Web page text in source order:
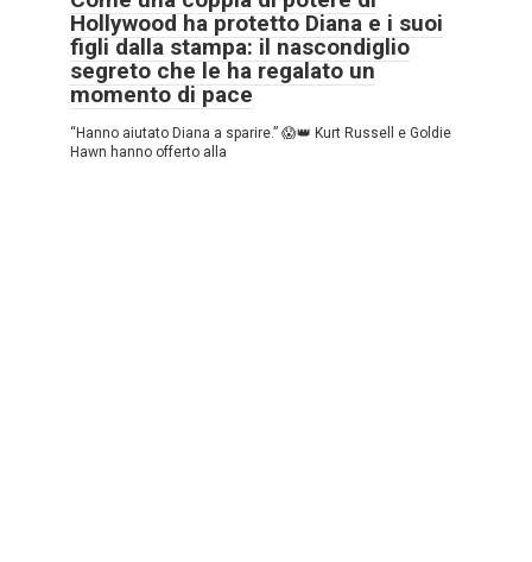
Hollywood ha protetto Diana e i suoi
figli dalla stampa: il nascondiglio
segreto che le ha regalato un
momento di pace
“Hanno aiutato Diana a sparire.” 😱👑 Kurt Russell e Goldie
Hawn hanno offerto alla